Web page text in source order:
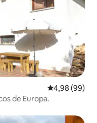
Évaluation
4,98 (99)
de Europa.